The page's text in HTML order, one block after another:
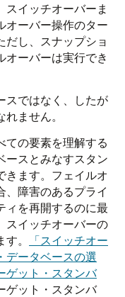
スイッチオーバーま
オーバー操作のター
だし、スナップショ
オーバーは実行でき
スではなく、したが
ません。
ての要素を理解する
ースとみなすスタン
きます。フェイルオ
、障害のあるプライ
ィを再開するのに最
スイッチオーバーの
。
「スイッチオー
データベースの選
ゲット・スタンバ
ゲット・スタンバ